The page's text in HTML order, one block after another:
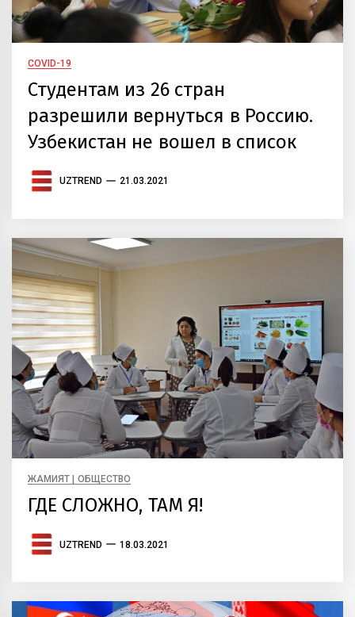
COVID-19
Студентам из 26 стран
разрешили вернуться в Россию.
Узбекистан не вошел в список
UZTREND 21.03.2021
ЖАМИЯТ | ОБЩЕСТВО
ГДЕ СЛОЖНО, ТАМ Я!
UZTREND 18.03.2021